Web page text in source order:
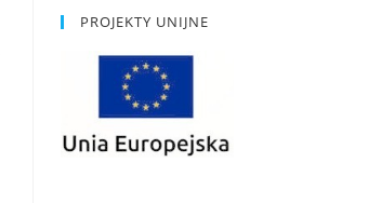
PROJEKTY UNIJNE